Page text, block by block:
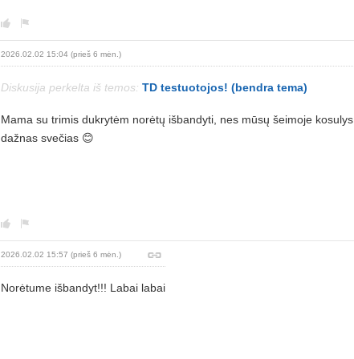
2026.02.02 15:04 (prieš 6 mėn.)
Diskusija perkelta iš temos: TD testuotojos! (bendra tema)
Mama su trimis dukrytėm norėtų išbandyti, nes mūsų šeimoje kosulys
dažnas svečias 😊
2026.02.02 15:57 (prieš 6 mėn.)
Norėtume išbandyt!!! Labai labai